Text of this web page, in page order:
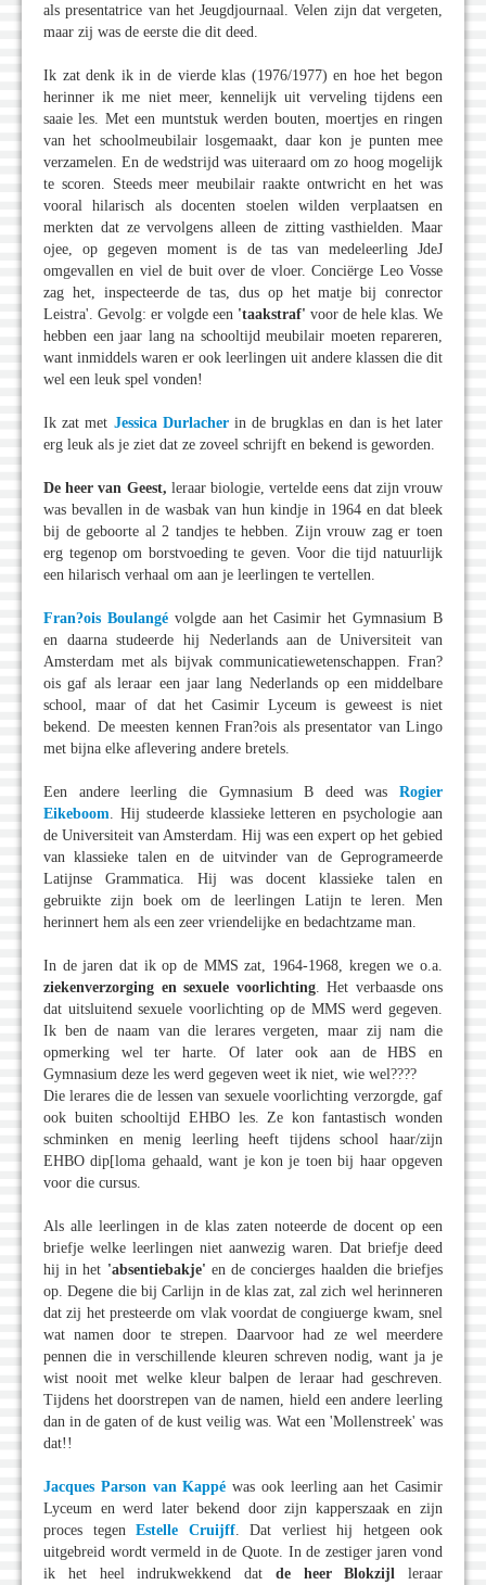
als presentatrice van het Jeugdjournaal. Velen zijn dat vergeten,
maar zij was de eerste die dit deed.
Ik zat denk ik in de vierde klas (1976/1977) en hoe het begon
herinner ik me niet meer, kennelijk uit verveling tijdens een
saaie les. Met een muntstuk werden bouten, moertjes en ringen
van het schoolmeubilair losgemaakt, daar kon je punten mee
verzamelen. En de wedstrijd was uiteraard om zo hoog mogelijk
te scoren. Steeds meer meubilair raakte ontwricht en het was
vooral hilarisch als docenten stoelen wilden verplaatsen en
merkten dat ze vervolgens alleen de zitting vasthielden. Maar
ojee, op gegeven moment is de tas van medeleerling JdeJ
omgevallen en viel de buit over de vloer. Conciërge Leo Vosse
zag het, inspecteerde de tas, dus op het matje bij conrector
Leistra'. Gevolg: er volgde een 'taakstraf' voor de hele klas. We
hebben een jaar lang na schooltijd meubilair moeten repareren,
want inmiddels waren er ook leerlingen uit andere klassen die dit
wel een leuk spel vonden!
Ik zat met Jessica Durlacherin de brugklas en dan is het later
erg leuk als je ziet dat ze zoveel schrijft en bekend is geworden.
De heer van Geest, leraar biologie, vertelde eens dat zijn vrouw
was bevallen in de wasbak van hun kindje in 1964 en dat bleek
bij de geboorte al 2 tandjes te hebben. Zijn vrouw zag er toen
erg tegenop om borstvoeding te geven. Voor die tijd natuurlijk
een hilarisch verhaal om aan je leerlingen te vertellen.
Fran?ois Boulangévolgde aan het Casimir het Gymnasium B
en daarna studeerde hij Nederlands aan de Universiteit van
Amsterdam met als bijvak communicatiewetenschappen. Fran?
ois gaf als leraar een jaar lang Nederlands op een middelbare
school, maar of dat het Casimir Lyceum is geweest is niet
bekend. De meesten kennen Fran?ois als presentator van Lingo
met bijna elke aflevering andere bretels.
Een andere leerling die Gymnasium B deed was Rogier
Eikeboom . Hij studeerde klassieke letteren en psychologie aan
de Universiteit van Amsterdam. Hij was een expert op het gebied
van klassieke talen en de uitvinder van de Geprogrameerde
Latijnse Grammatica. Hij was docent klassieke talen en
gebruikte zijn boek om de leerlingen Latijn te leren. Men
herinnert hem als een zeer vriendelijke en bedachtzame man.
In de jaren dat ik op de MMS zat, 1964-1968, kregen we o.a.
ziekenverzorging en sexuele voorlichting. Het verbaasde ons
dat uitsluitend sexuele voorlichting op de MMS werd gegeven.
Ik ben de naam van die lerares vergeten, maar zij nam die
opmerking wel ter harte. Of later ook aan de HBS en
Gymnasium deze les werd gegeven weet ik niet, wie wel????
Die lerares die de lessen van sexuele voorlichting verzorgde, gaf
ook buiten schooltijd EHBO les. Ze kon fantastisch wonden
schminken en menig leerling heeft tijdens school haar/zijn
EHBO dip[loma gehaald, want je kon je toen bij haar opgeven
voor die cursus.
Als alle leerlingen in de klas zaten noteerde de docent op een
briefje welke leerlingen niet aanwezig waren. Dat briefje deed
hij in het 'absentiebakje' en de concierges haalden die briefjes
op. Degene die bij Carlijn in de klas zat, zal zich wel herinneren
dat zij het presteerde om vlak voordat de congiuerge kwam, snel
wat namen door te strepen. Daarvoor had ze wel meerdere
pennen die in verschillende kleuren schreven nodig, want ja je
wist nooit met welke kleur balpen de leraar had geschreven.
Tijdens het doorstrepen van de namen, hield een andere leerling
dan in de gaten of de kust veilig was. Wat een 'Mollenstreek' was
dat!!
Jacques Parson van Kappé was ook leerling aan het Casimir
Lyceum en werd later bekend door zijn kapperszaak en zijn
proces tegen Estelle Cruijff. Dat verliest hij hetgeen ook
uitgebreid wordt vermeld in de Quote. In de zestiger jaren vond
ik het heel indrukwekkend dat de heer Blokzijl leraar